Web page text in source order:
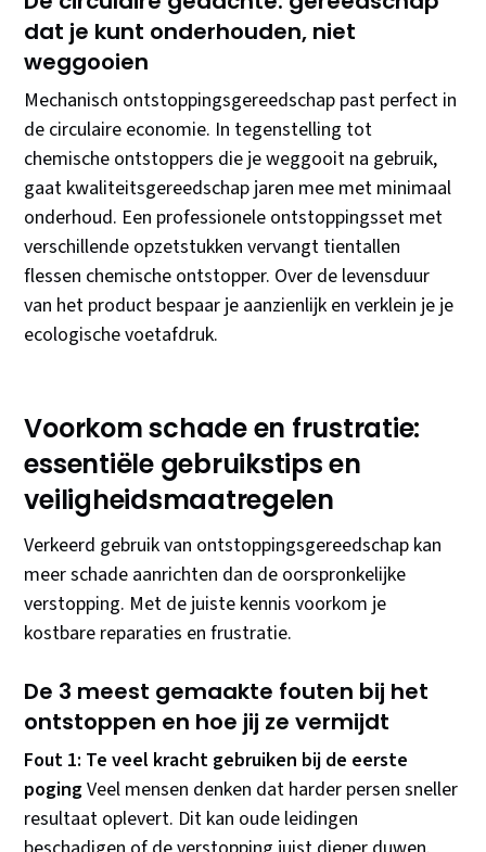
dat je kunt onderhouden, niet
weggooien
Mechanisch ontstoppingsgereedschap past perfect in
de circulaire economie. In tegenstelling tot
chemische ontstoppers die je weggooit na gebruik,
gaat kwaliteitsgereedschap jaren mee met minimaal
onderhoud. Een professionele ontstoppingsset met
verschillende opzetstukken vervangt tientallen
flessen chemische ontstopper. Over de levensduur
van het product bespaar je aanzienlijk en verklein je je
ecologische voetafdruk.
Voorkom schade en frustratie:
essentiële gebruikstips en
veiligheidsmaatregelen
Verkeerd gebruik van ontstoppingsgereedschap kan
meer schade aanrichten dan de oorspronkelijke
verstopping. Met de juiste kennis voorkom je
kostbare reparaties en frustratie.
De 3 meest gemaakte fouten bij het
ontstoppen en hoe jij ze vermijdt
Fout 1: Te veel kracht gebruiken bij de eerste
pogingVeel mensen denken dat harder persen sneller
resultaat oplevert. Dit kan oude leidingen